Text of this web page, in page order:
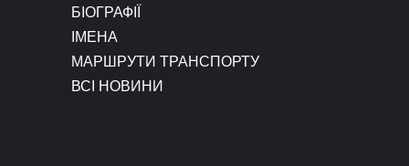
БІОГРАФІЇ
ІМЕНА
МАРШРУТИ ТРАНСПОРТУ
ВСІ НОВИНИ